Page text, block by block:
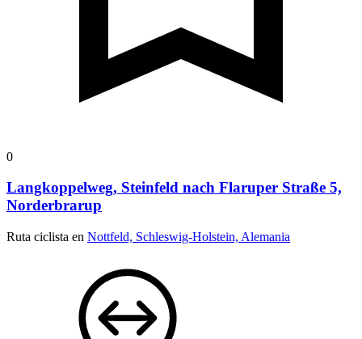
0
Langkoppelweg, Steinfeld nach Flaruper Straße 5,
Norderbrarup
Ruta ciclista en Nottfeld, Schleswig-Holstein, Alemania